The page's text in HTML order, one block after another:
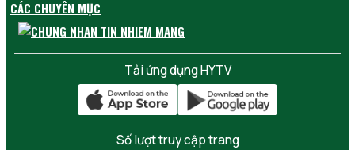
CÁC CHUYÊN MỤC
Tải ứng dụng HYTV
Số lượt truy cập trang